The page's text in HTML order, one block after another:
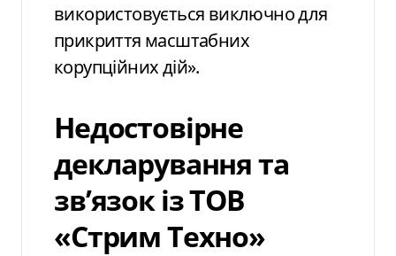
використовується виключно для
прикриття масштабних
корупційних дій».
Недостовірне
декларування та
зв’язок із ТОВ
«Стрим Техно»